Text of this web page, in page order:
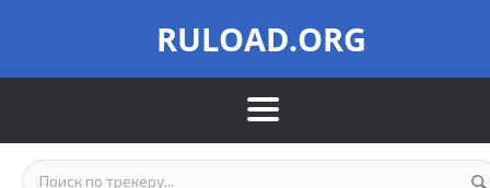
RULOAD.ORG